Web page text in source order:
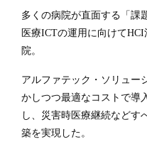
多くの病院が直面する「課
医療ICTの運用に向けて
院。
アルファテック・ソリュー
かしつつ最適なコストで導
し、災害時医療継続などす
築を実現した。